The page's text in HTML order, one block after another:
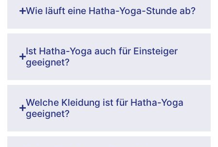
Wie läuft eine Hatha-Yoga-Stunde ab?
Ist Hatha-Yoga auch für Einsteiger
geeignet?
Welche Kleidung ist für Hatha-Yoga
geeignet?